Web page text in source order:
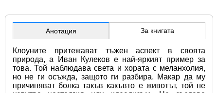
Анотация За книгата
Клоуните притежават тъжен аспект в своята
природа, а Иван Кулеков е най-яркият пример за
това. Той наблюдава света и хората с меланхолия,
но не ги осъжда, защото ги разбира. Макар да му
причиняват болка такъв какъвто е животът, той не